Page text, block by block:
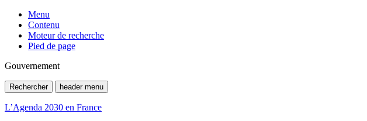
Menu
Contenu
Moteur de recherche
Pied de page
Gouvernement
Rechercher header menu
L’Agenda 2030 en France